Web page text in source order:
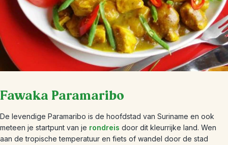
Fawaka Paramaribo
De levendige Paramaribo is de hoofdstad van Suriname en ook
meteen je startpunt van je rondreis door dit kleurrijke land. Wen
aan de tropische temperatuur en fiets of wandel door de stad